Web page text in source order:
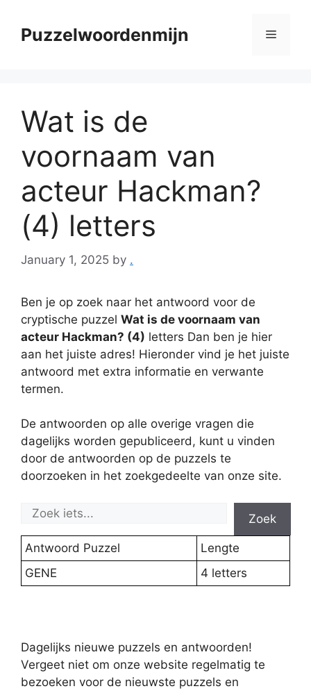
contentPuzzelwoordenmijn Menu
Wat is de
voornaam van
acteur Hackman?
(4) letters
January 1, 2025 by .
Ben je op zoek naar het antwoord voor de
cryptische puzzel Wat is de voornaam van
acteur Hackman? (4) letters Dan ben je hier
aan het juiste adres! Hieronder vind je het juiste
antwoord met extra informatie en verwante
termen.
De antwoorden op alle overige vragen die
dagelijks worden gepubliceerd, kunt u vinden
door de antwoorden op de puzzels te
doorzoeken in het zoekgedeelte van onze site.
Zoek
Antwoord Puzzel
Lengte
GENE
4 letters
Dagelijks nieuwe puzzels en antwoorden!
Vergeet niet om onze website regelmatig te
bezoeken voor de nieuwste puzzels en